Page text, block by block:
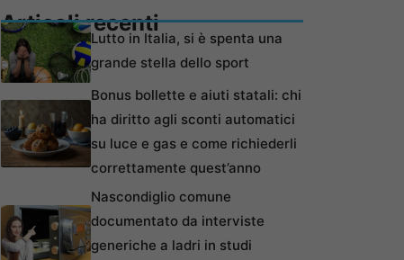
Articoli recenti
Lutto in Italia, si è spenta una
grande stella dello sport
Bonus bollette e aiuti statali: chi
ha diritto agli sconti automatici
su luce e gas e come richiederli
correttamente quest’anno
Nascondiglio comune
documentato da interviste
generiche a ladri in studi